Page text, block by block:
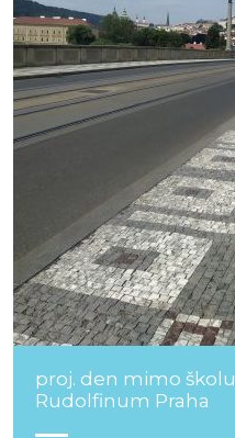
proj. den mimo
Rudolfinum Praha